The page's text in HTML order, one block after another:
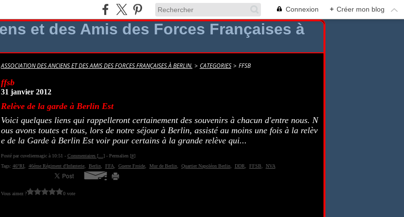
Connexion + Créer mon blog
ASSOCIATION DES ANCIENS ET DES AMIS DES FORCES FRANÇAISES À BERLIN. > CATEGORIES > FFSB
ffsb
31 janvier 2012
Relève de la garde à Berlin Est
Voici quelques liens qui rappelleront certainement des souvenirs à chacun d'entre nous. N
ous avons toutes et tous, lors de notre séjour à Berlin, assisté au moins une fois à la relèv
e de la Garde à Berlin Est voir pour certains à la grande relève qui...
Posté par cuveliermagic à 10:51 - Commentaires [… ]- Permalien [#]
Tags: 46°RI, 46éme Régiment d'Infanterie, Berlin, FFA Guerre Froide, Mur de Berlin, Quartier Napoléon Berlin, DDR FFSB NVA
Vous aimez ? 0 vote